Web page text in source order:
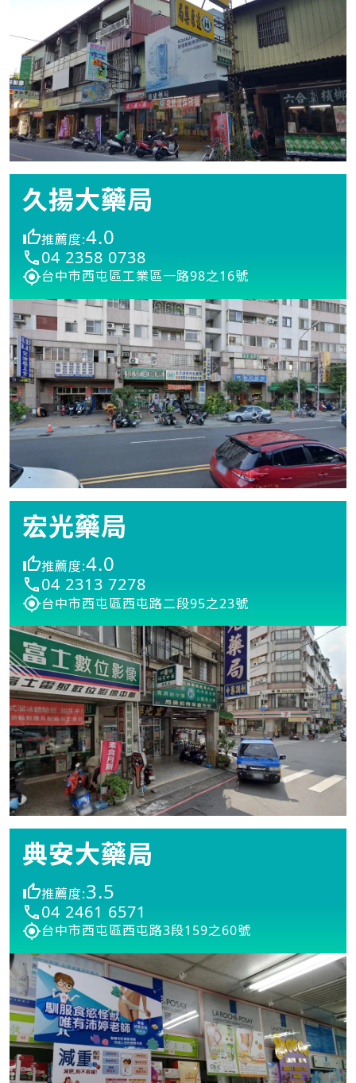
久揚大藥局
推薦度:4.0
04 2358 0738
台中市西屯區工業區一路98之16號
宏光藥局
推薦度:4.0
04 2313 7278
台中市西屯區西屯路二段95之23號
典安大藥局
推薦度:3.5
04 2461 6571
台中市西屯區西屯路3段159之60號